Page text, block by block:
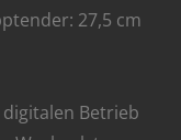
27,5 cm
Betrieb